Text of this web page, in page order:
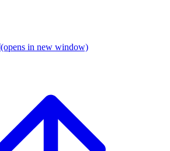
(opens in new window)